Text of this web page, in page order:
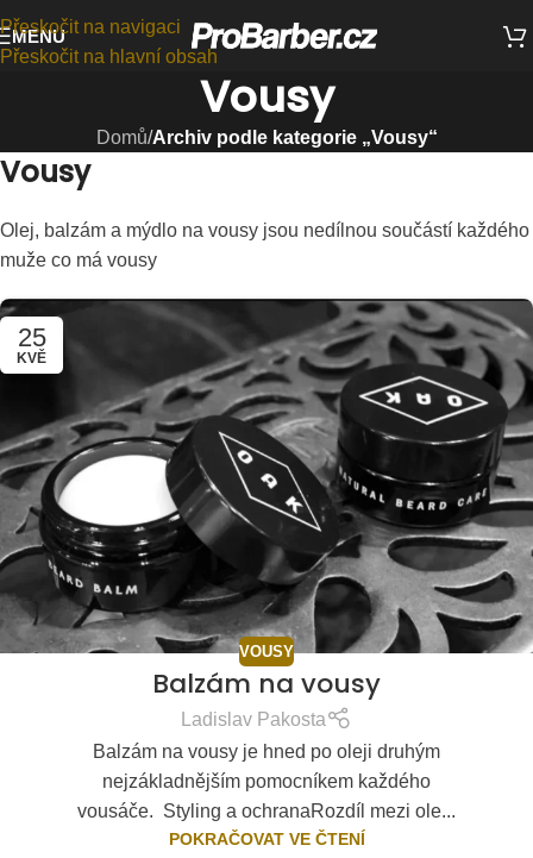
Přeskočit na navigaci
Přeskočit na hlavní obsah
MENU
Vousy
Domů/Archiv podle kategorie „Vousy“
Vousy
Olej, balzám a mýdlo na vousy jsou nedílnou součástí každého
muže co má vousy
25
KVĚ
VOUSY
Balzám na vousy
Ladislav Pakosta
Balzám na vousy je hned po oleji druhým
nejzákladnějším pomocníkem každého
vousáče. Styling a ochranaRozdíl mezi ole...
POKRAČOVAT VE ČTENÍ